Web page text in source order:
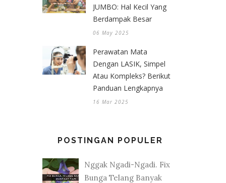
JUMBO: Hal Kecil Yang
Berdampak Besar
06 May 2025
Perawatan Mata
Dengan LASIK, Simpel
Atau Kompleks? Berikut
Panduan Lengkapnya
16 Mar 2025
POSTINGAN POPULER
Nggak Ngadi-Ngadi. Fix
Bunga Telang Banyak